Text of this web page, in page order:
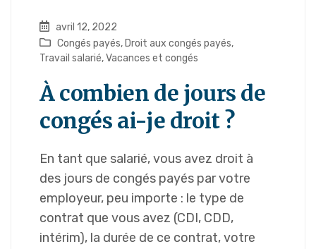
avril 12, 2022
Congés payés, Droit aux congés payés,
Travail salarié,Vacances et congés
À combien de jours de
congés ai-je droit ?
En tant que salarié, vous avez droit à
des jours de congés payés par votre
employeur, peu importe : le type de
contrat que vous avez (CDI, CDD,
intérim), la durée de ce contrat, votre